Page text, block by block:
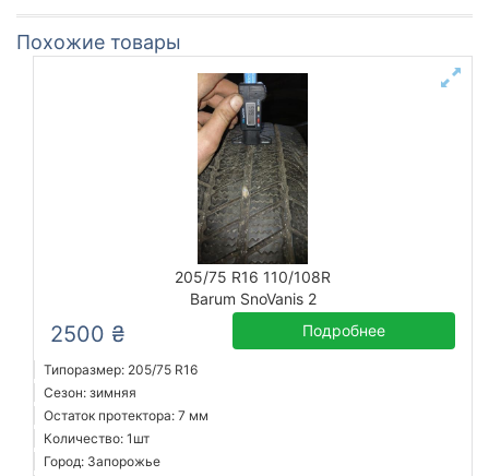
Похожие товары
205/75 R16 110/108R
Barum SnoVanis 2
2500 ₴ Подробнее
Типоразмер: 205/75 R16
Сезон: зимняя
Остаток протектора: 7 мм
Количество: 1шт
Город: Запорожье